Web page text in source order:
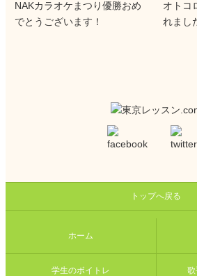
NAKカラオケまつり優勝おめ
でとうございます！
オトコ
れまし
トップへ戻る
ホーム
学生のボイトレ 歌